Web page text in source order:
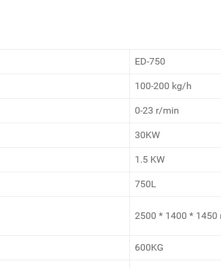
ED-750
100-200 kg/h
0-23 r/min
30KW
1.5 KW
750L
2500 * 1400 * 1450
600KG